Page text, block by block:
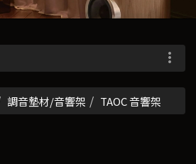
調音墊材/音響架 TAOC 音響架